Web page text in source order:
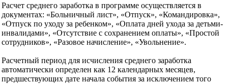
Расчет среднего заработка в программе осуществляется в
документах: «Больничный лист», «Отпуск», «Командировка»,
«Отпуск по уходу за ребенком», «Оплата дней ухода за детьми-
инвалидами», «Отсутствие с сохранением оплаты», «Простой
сотрудников», «Разовое начисление», «Увольнение».
Расчетный период для исчисления среднего заработка
автоматически определен как 12 календарных месяцев,
предшествующих дате начала события за исключением того